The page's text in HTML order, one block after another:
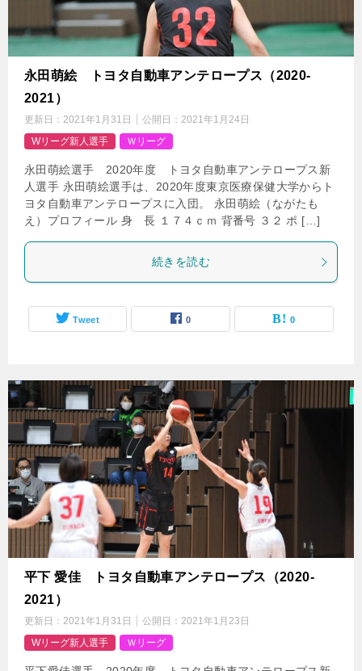
永田萌絵 トヨタ自動車アンテロープス（2020-
2021）
更新日： 2021年1月31日 公開日： 2021年1月24日
Wリーグ新人選手
Ｗリーグ
永田萌絵選手 2020年度 トヨタ自動車アンテロープス新
人選手 永田萌絵選手は、2020年度東京医療保健大学からト
ヨタ自動車アンテロープスに入団。 永田萌絵（ながたも
え）プロフィール 身 長 １７４ｃｍ 背番号 ３２ ポ […]
続きを読む
Tweet 0 0
平下 愛佳 トヨタ自動車アンテロープス（2020-
2021）
更新日： 2021年1月31日 公開日： 2021年1月23日
Wリーグ新人選手
Ｗリーグ